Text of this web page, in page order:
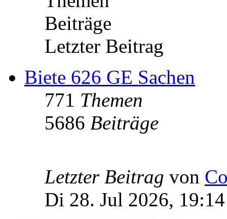
Beiträge
Letzter Beitrag
Biete 626 GE Sachen
771 Themen
5686 Beiträge
Letzter Beitrag von
Di 28. Jul 2026, 19:14